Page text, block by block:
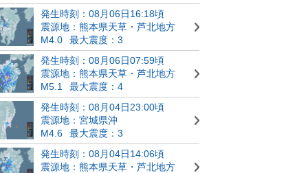
発生時刻：08月06日16:18頃
震源地：熊本県天草・芦北地方
M4.0
最大震度：3
発生時刻：08月06日07:59頃
震源地：熊本県天草・芦北地方
M5.1
最大震度：4
発生時刻：08月04日23:00頃
震源地：宮城県沖
M4.6
最大震度：3
発生時刻：08月04日14:06頃
震源地：熊本県天草・芦北地方